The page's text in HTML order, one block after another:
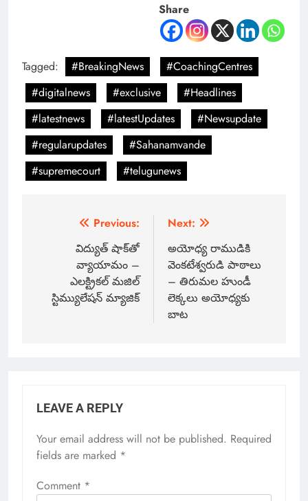
Share
Tagged: #BreakingNews
#CoachingCentres
#digitalnews
#exclusive
#Headlines
#latestnews
#latestUpdates
#Newsupdate
#regularupdates
#Sahanamvande
#supremecourt
#telugunews
Previous:
విద్యుత్ షాక్‌తో
వ్యాయామం –
ఎలక్ట్రికల్ మజిల్
స్టిమ్యులేషన్ మ్యాజిక్
Next:
అయోధ్య రాముడికి
వెంకటేశ్వరుడి పాఠాలు
– తిరుమల హుండీ
లెక్కలు అయోధ్యకు
బాట
LEAVE A REPLY
Your email address will not be published. Required
fields are marked *
Comment *